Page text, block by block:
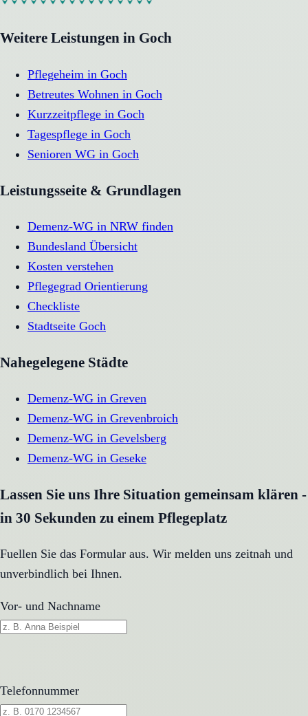
Weitere Leistungen in Goch
Pflegeheim in Goch
Betreutes Wohnen in Goch
Kurzzeitpflege in Goch
Tagespflege in Goch
Senioren WG in Goch
Leistungsseite & Grundlagen
Demenz-WG in NRW finden
Bundesland Übersicht
Kosten verstehen
Pflegegrad Orientierung
Checkliste
Stadtseite Goch
Nahegelegene Städte
Demenz-WG in Greven
Demenz-WG in Grevenbroich
Demenz-WG in Gevelsberg
Demenz-WG in Geseke
Lassen Sie uns Ihre Situation gemeinsam klären -
in 30 Sekunden zu einem Pflegeplatz
Fuellen Sie das Formular aus. Wir melden uns zeitnah und
unverbindlich bei Ihnen.
Vor- und Nachname
Telefonnummer